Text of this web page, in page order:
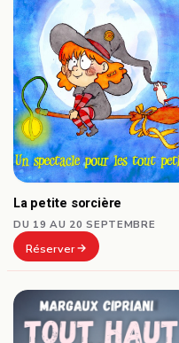
La petite sorcière
DU 19 AU 20 SEPTEMBRE
Réserver